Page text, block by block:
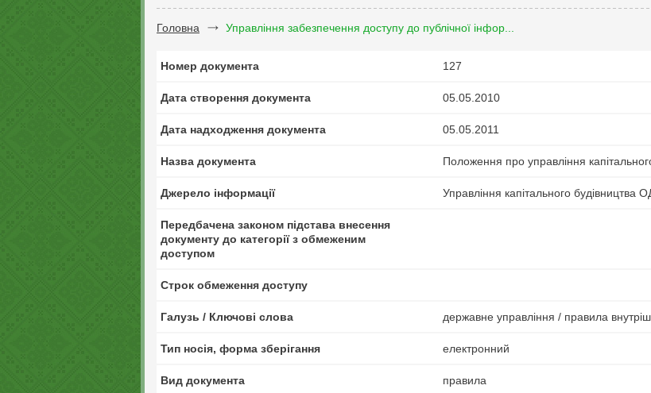
Головна Управління забезпечення доступу до публічної інфор...
Номер документа 127
Дата створення документа 05.05.2010
Дата надходження документа 05.05.2011
Назва документа Положення про управління
Джерело інформації Управління капітального будівництва
Передбачена законом підстава внесення
документу до категорії з обмеженим
доступом
Строк обмеження доступу
Галузь / Ключові слова державне управління / правила
Тип носія, форма зберігання електронний
Вид документа правила